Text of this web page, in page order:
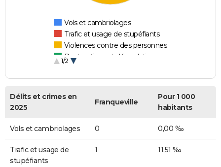
Vols et cambriolages
Trafic et usage de stupéfiants
Violences contre des personnes
Destructions et dégradations
1/2
Délits et crimes en
2025
Franqueville
Pour 1 000
habitants
Vols et cambriolages 0 0,00 ‰
Trafic et usage de
stupéfiants
1 11,51 ‰